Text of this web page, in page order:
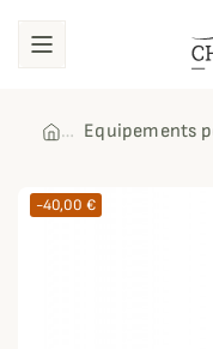
Equipements
-40,00 €